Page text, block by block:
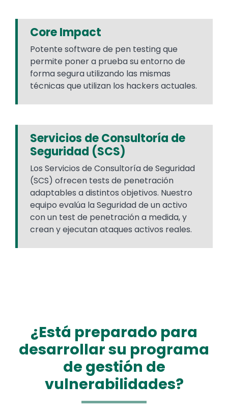
Core Impact
Potente software de pen testing que
permite poner a prueba su entorno de
forma segura utilizando las mismas
técnicas que utilizan los hackers actuales.
Servicios de Consultoría de
Seguridad (SCS)
Los Servicios de Consultoría de Seguridad
(SCS) ofrecen tests de penetración
adaptables a distintos objetivos. Nuestro
equipo evalúa la Seguridad de un activo
con un test de penetración a medida, y
crean y ejecutan ataques activos reales.
¿Está preparado para
desarrollar su programa
de gestión de
vulnerabilidades?